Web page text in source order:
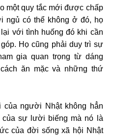
một quy tắc mới được chấp
ngủ có thể không ở đó, họ
với tình huống đó khi cần
Họ cũng phải duy trì sự
gia quan trọng từ dáng
ăn mặc và những thứ
của người Nhật không hẳn
sự lười biếng mà nó là
của đời sống xã hội Nhật